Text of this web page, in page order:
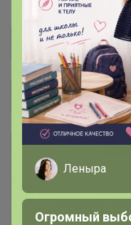
Общий
1 саженцы
ЦВЕТЫ -
Леныра
Огромный